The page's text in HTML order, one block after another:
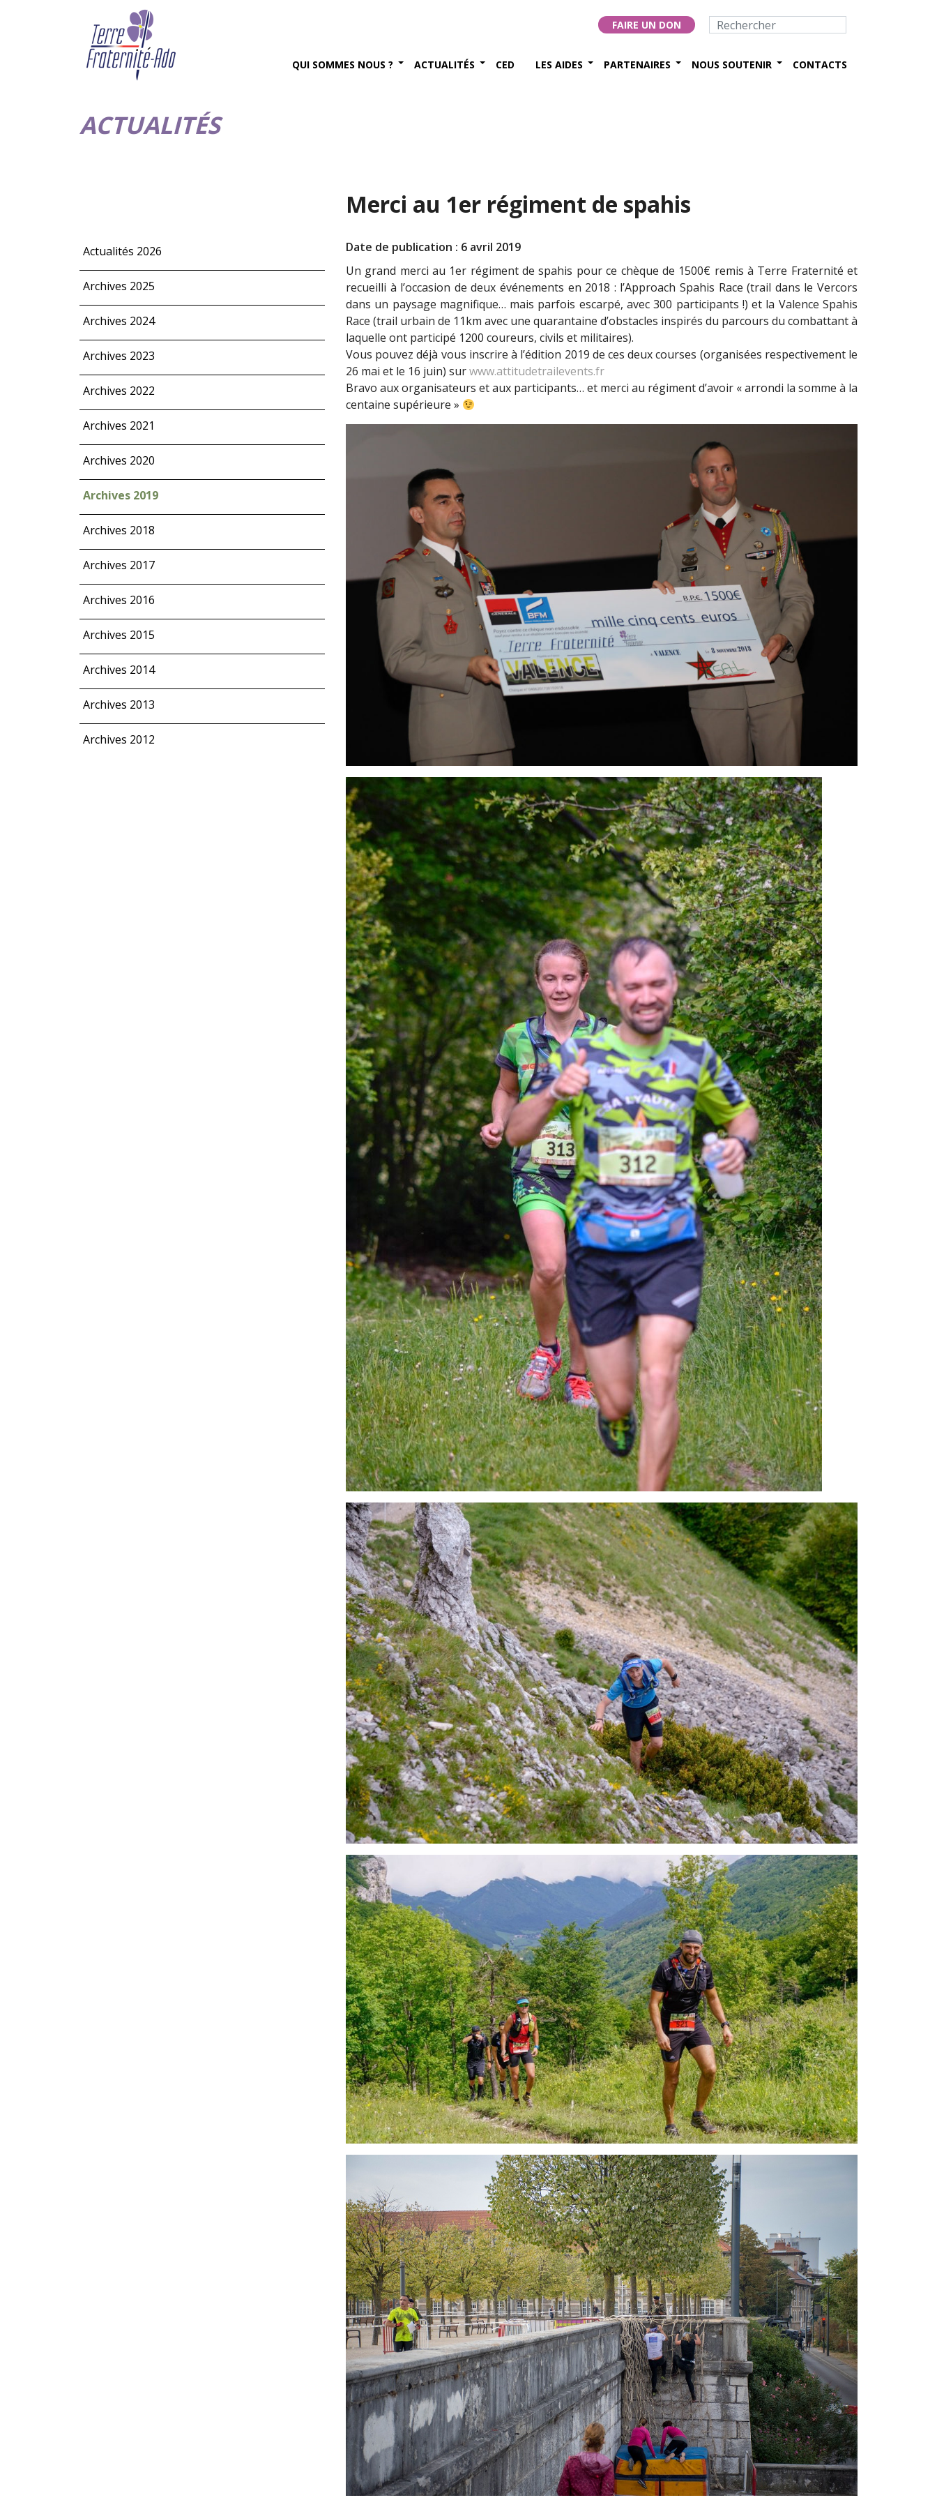
FAIRE UN DON
QUI SOMMES NOUS ? ACTUALITÉS CED LES AIDES PARTENAIRES NOUS SOUTENIR CONTACTS
ACTUALITÉS
Actualités 2026
Archives 2025
Archives 2024
Archives 2023
Archives 2022
Archives 2021
Archives 2020
Archives 2019
Archives 2018
Archives 2017
Archives 2016
Archives 2015
Archives 2014
Archives 2013
Archives 2012
Merci au 1er régiment de spahis
Date de publication : 6 avril 2019
Un grand merci au 1er régiment de spahis pour ce chèque de 1500€ remis à Terre Fraternité et
recueilli à l’occasion de deux événements en 2018 : l’Approach Spahis Race (trail dans le Vercors
dans un paysage magnifique… mais parfois escarpé, avec 300 participants !) et la Valence Spahis
Race (trail urbain de 11km avec une quarantaine d’obstacles inspirés du parcours du combattant à
laquelle ont participé 1200 coureurs, civils et militaires).
Vous pouvez déjà vous inscrire à l’édition 2019 de ces deux courses (organisées respectivement le
26 mai et le 16 juin) surwww.attitudetrailevents.fr
Bravo aux organisateurs et aux participants… et merci au régiment d’avoir « arrondi la somme à la
centaine supérieure »